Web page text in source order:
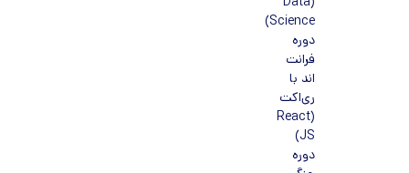
Science)
دوره
فرانت
اند با
ری‌اکت
(React
JS)
دوره